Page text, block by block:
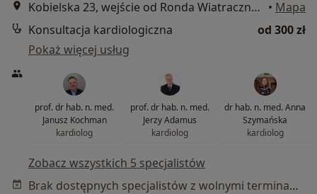
Kobielska 23, wejście od Ronda Wiatraczna, Galeria Grochów, Warszawa • Mapa
Konsultacja kardiologiczna
od 300 zł
Pokaż więcej usług
prof. dr hab. n. med.
Janusz Kochman
kardiolog
prof. dr hab. n. med.
Jerzy Adamus
kardiolog
dr hab. n. med. Anna
Szymańska
kardiolog
Zobacz wszystkich 5 specjalistów
Brak dostępnych specjalistów z wolnymi terminami w tym centrum medycznym.